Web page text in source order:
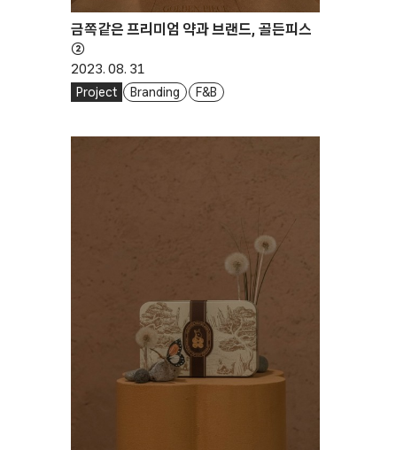
금쪽같은 프리미엄 약과 브랜드, 골든피스
②
2023. 08. 31
Project Branding F&B